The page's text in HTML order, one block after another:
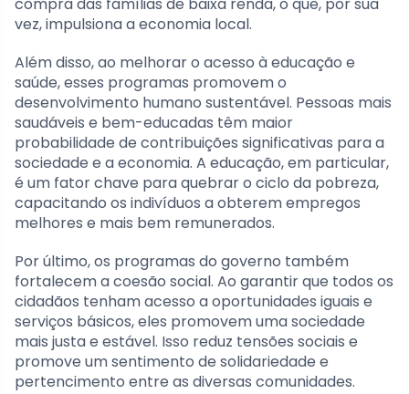
vez, impulsiona a economia local.
Além disso, ao melhorar o acesso à educação e
saúde, esses programas promovem o
desenvolvimento humano sustentável. Pessoas mais
saudáveis e bem-educadas têm maior
probabilidade de contribuições significativas para a
sociedade e a economia. A educação, em particular,
é um fator chave para quebrar o ciclo da pobreza,
capacitando os indivíduos a obterem empregos
melhores e mais bem remunerados.
Por último, os programas do governo também
fortalecem a coesão social. Ao garantir que todos os
cidadãos tenham acesso a oportunidades iguais e
serviços básicos, eles promovem uma sociedade
mais justa e estável. Isso reduz tensões sociais e
promove um sentimento de solidariedade e
pertencimento entre as diversas comunidades.